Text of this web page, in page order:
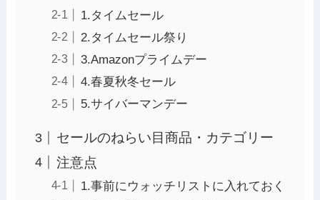
1.タイムセール
2.タイムセール祭り
3.Amazonプライムデー
4.春夏秋冬セール
5.サイバーマンデー
セールのねらい目商品・カテゴリー
注意点
1.事前にウォッチリストに入れておく